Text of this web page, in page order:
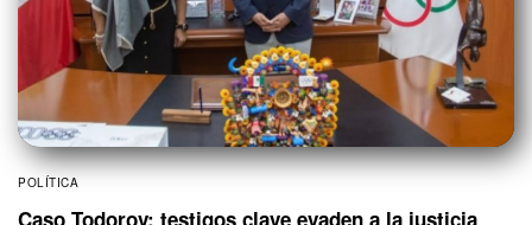
POLÍTICA
Caso Todorov: testigos clave evaden a la justicia